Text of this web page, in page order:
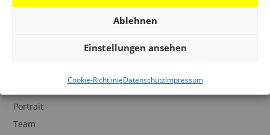
Ablehnen
Einstellungen ansehen
Cookie-RichtlinieDatenschutzImpressum
Portrait
Team